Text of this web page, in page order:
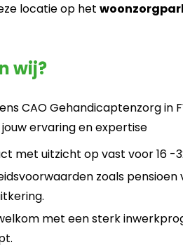
locatie op het
wij?
CAO Gehandicaptenzorg in
ervaring en expertise
met uitzicht op vast voor 16 -
zoals pensioen
met een sterk